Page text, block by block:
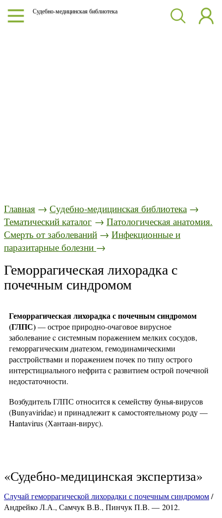
Судебно-медицинская библиотека
Главная → Судебно-медицинская библиотека →
Тематический каталог → Патологическая анатомия.
Смерть от заболеваний → Инфекционные и
паразитарные болезни →
Геморрагическая лихорадка с
почечным синдромом
Геморрагическая лихорадка с почечным синдромом
(ГЛПС)— острое природно-очаговое вирусное
заболевание c системным поражением мелких сосудов,
геморрагическим диатезом, гемодинамическими
расстройствами и поражением почек по типу острого
интерстициального нефрита с развитием острой почечной
недостаточности.
Возбудитель ГЛПС относится к семейству бунья-вирусов
(Bunyaviridae) и принадлежит к самостоятельному роду —
Hantavirus (Хантаан-вирус).
«Судебно-медицинская экспертиза»
Случай геморрагической лихорадки с почечным синдромом/
Андрейко Л.А., Самчук В.В., Пинчук П.В. — 2012.